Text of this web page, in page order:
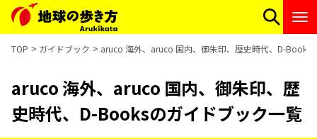
TOP ガイドブック aruco 海外、aruco 国内、御朱印、歴史時代、D-Books
aruco 海外、aruco 国内、御朱印、歴
史時代、D-Booksのガイドブック一覧